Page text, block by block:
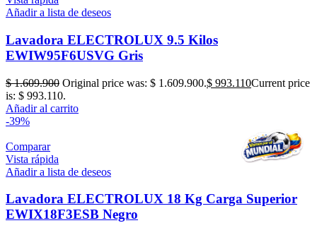
Añadir a lista de deseos
Lavadora ELECTROLUX 9.5 Kilos
EWIW95F6USVG Gris
$1.609.900 Original price was: $ 1.609.900.$ 993.110Current price
is: $ 993.110.
Añadir al carrito
-39%
Comparar
Vista rápida
Añadir a lista de deseos
Lavadora ELECTROLUX 18 Kg Carga Superior
EWIX18F3ESB Negro